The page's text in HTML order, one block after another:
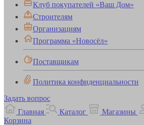
Клуб покупателей «Ваш Дом»
Строителям
Организациям
Программа «Новосёл»
Поставщикам
Политика конфиденциальности
Задать вопрос
Главная
Каталог Магазины
Корзина